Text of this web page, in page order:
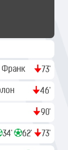
Франк 73'
46'
90'
34' 62' 73'